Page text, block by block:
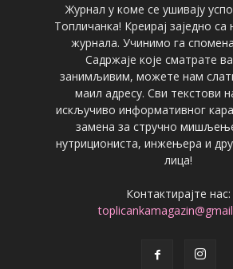
Журнал у коме се ушивају
Топличанка! Креирај заједно са
журнала. Учинимо га
Садржаје које сматрате
занимљивим, можете нам
маил адресу. Сви текстови
искључиво информативног
замена за стручно
нутрициониста, инжењера и
лица!
Контактирајте нас: